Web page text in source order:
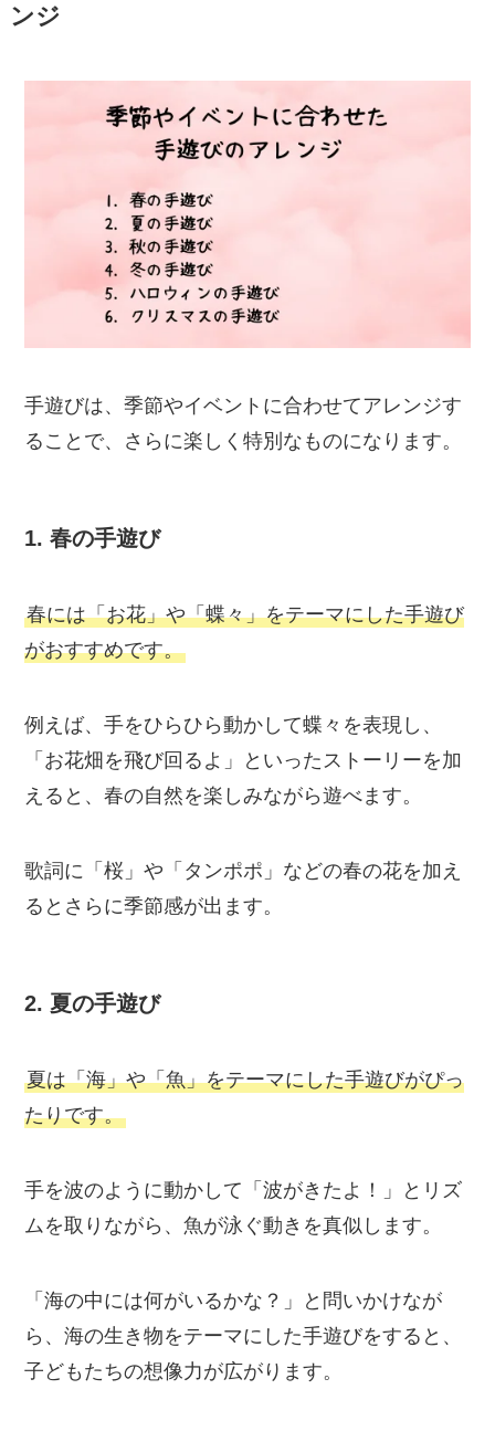
ンジ
手遊びは、季節やイベントに合わせてアレンジす
ることで、さらに楽しく特別なものになります。
1.春の手遊び
春には「お花」や「蝶々」をテーマにした手遊び
がおすすめです。
例えば、手をひらひら動かして蝶々を表現し、
「お花畑を飛び回るよ」といったストーリーを加
えると、春の自然を楽しみながら遊べます。
歌詞に「桜」や「タンポポ」などの春の花を加え
るとさらに季節感が出ます。
2. 夏の手遊び
夏は「海」や「魚」をテーマにした手遊びがぴっ
たりです。
手を波のように動かして「波がきたよ！」とリズ
ムを取りながら、魚が泳ぐ動きを真似します。
「海の中には何がいるかな？」と問いかけなが
ら、海の生き物をテーマにした手遊びをすると、
子どもたちの想像力が広がります。